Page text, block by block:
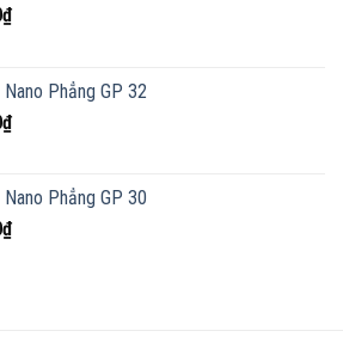
₫
Phẳng GP 32
₫
Phẳng GP 30
₫